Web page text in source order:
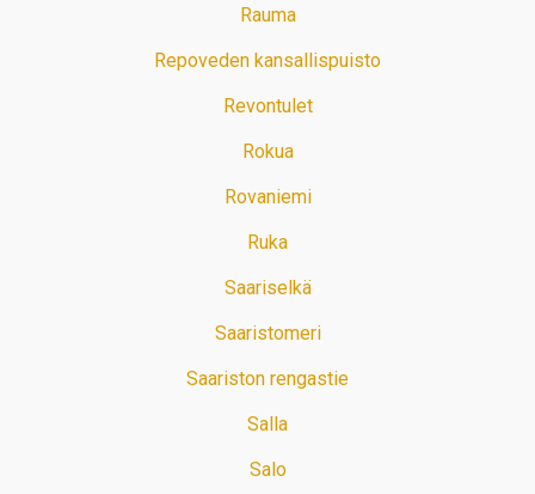
Rauma
Repoveden kansallispuisto
Revontulet
Rokua
Rovaniemi
Ruka
Saariselkä
Saaristomeri
Saariston rengastie
Salla
Salo